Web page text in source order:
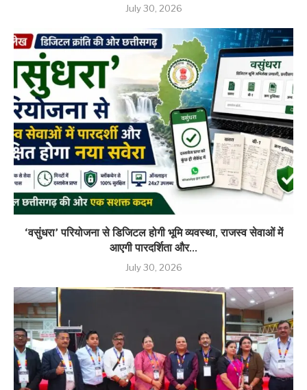
July 30, 2026
‘वसुंधरा’ परियोजना से डिजिटल होगी भूमि व्यवस्था, राजस्व सेवाओं में
आएगी पारदर्शिता और...
July 30, 2026